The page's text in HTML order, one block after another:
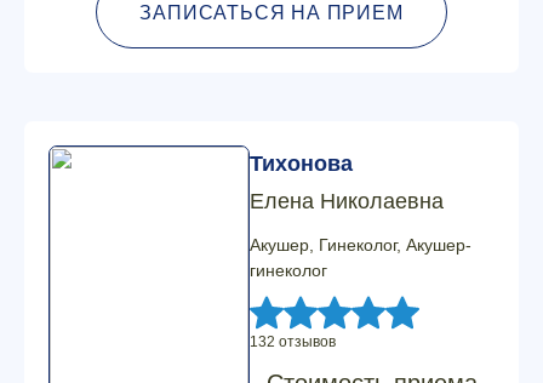
ЗАПИСАТЬСЯ НА ПРИЕМ
Тихонова
Елена Николаевна
Акушер, Гинеколог, Акушер-
гинеколог
132 отзывов